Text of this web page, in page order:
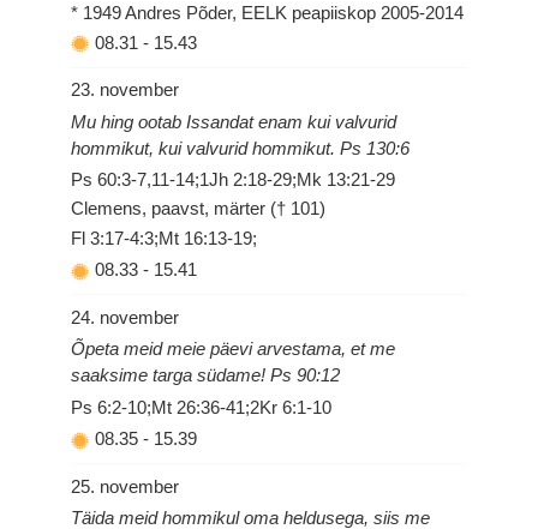
* 1949 Andres Põder, EELK peapiiskop 2005-2014
08.31 - 15.43
23. november
Mu hing ootab Issandat enam kui valvurid
hommikut, kui valvurid hommikut. Ps 130:6
Ps 60:3-7,11-14;1Jh 2:18-29;Mk 13:21-29
Clemens, paavst, märter († 101)
Fl 3:17-4:3;Mt 16:13-19;
08.33 - 15.41
24. november
Õpeta meid meie päevi arvestama, et me
saaksime targa südame! Ps 90:12
Ps 6:2-10;Mt 26:36-41;2Kr 6:1-10
08.35 - 15.39
25. november
Täida meid hommikul oma heldusega, siis me